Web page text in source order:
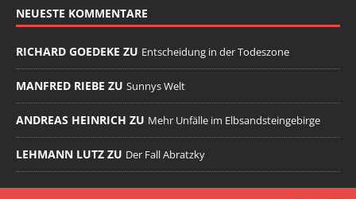
NEUESTE KOMMENTARE
RICHARD GOEDEKE ZU Entscheidung in der Todeszone
MANFRED RIEBE ZU Sunnys Welt
ANDREAS HEINRICH ZU Mehr Unfälle im Elbsandsteingebirge
LEHMANN LUTZ ZU Der Fall Abratzky